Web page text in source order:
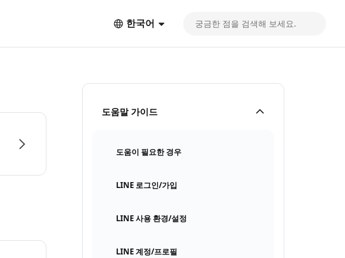
한국어
도움말 가이드
도움이 필요한 경우
LINE 로그인/가입
LINE 사용 환경/설정
LINE 계정/프로필